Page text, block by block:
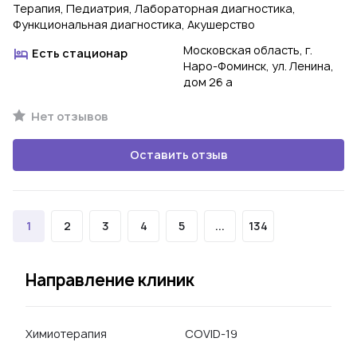
Терапия, Педиатрия, Лабораторная диагностика,
Функциональная диагностика, Акушерство
Есть стационар
Московская область, г.
Наро-Фоминск, ул. Ленина,
дом 26 а
Нет отзывов
Оставить отзыв
1 2 3 4 5 ... 134
Направление клиник
Химиотерапия
COVID-19